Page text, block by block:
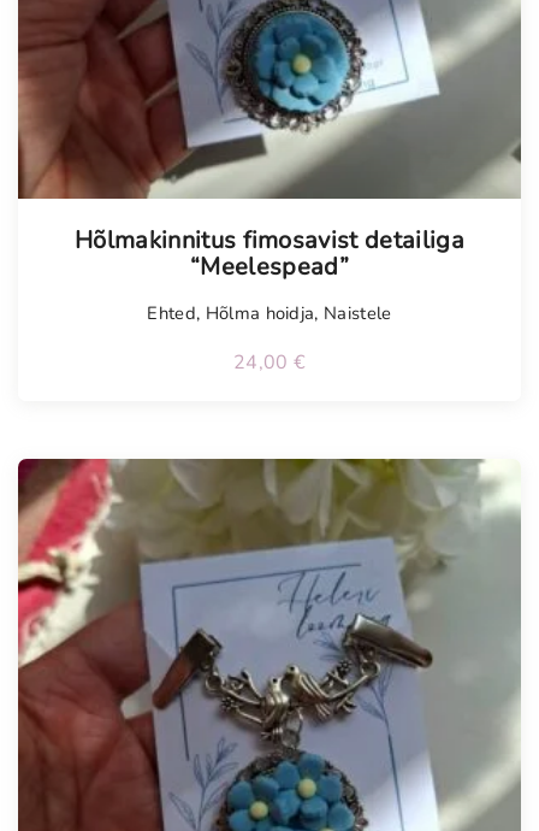
Hõlmakinnitus fimosavist detailiga
“Meelespead”
Ehted, Hõlma hoidja, Naistele
24,00 €